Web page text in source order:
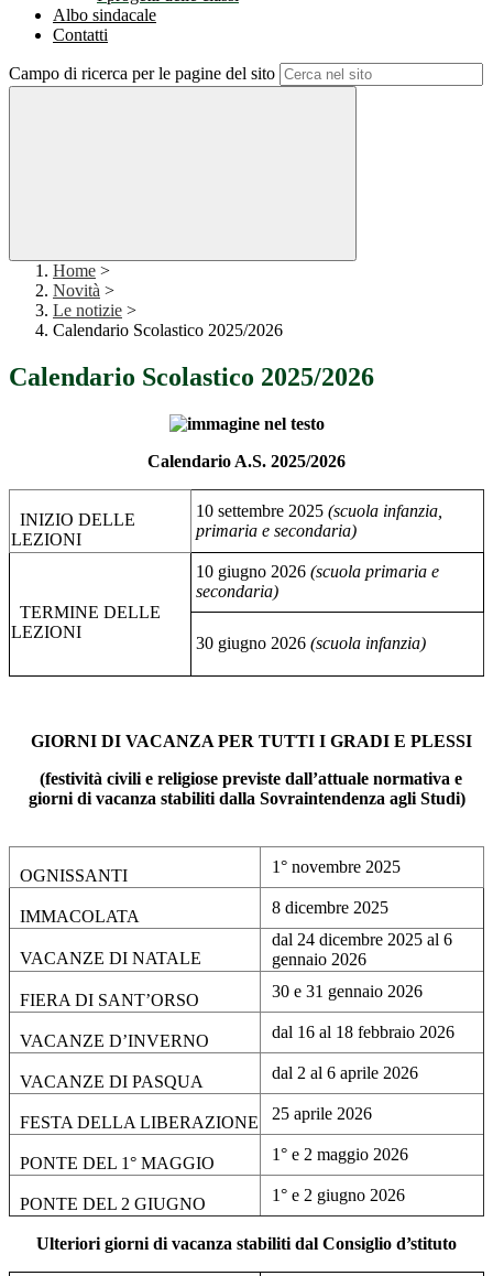
Albo sindacale
Contatti
Campo di ricerca per le pagine del sito
Home >
Novità >
Le notizie >
Calendario Scolastico 2025/2026
Calendario Scolastico 2025/2026
Calendario A.S. 2025/2026
INIZIO DELLE
LEZIONI
10 settembre 2025(scuola infanzia,
primaria e secondaria)
TERMINE DELLE
LEZIONI
10 giugno 2026(scuola primaria e
secondaria)
30 giugno 2026(scuola infanzia)
GIORNI DI VACANZA PER TUTTI I GRADI E PLESSI
(festività civili e religiose previste dall’attuale normativa e
giorni di vacanza stabiliti dalla Sovraintendenza agli Studi)
OGNISSANTI 1° novembre 2025
IMMACOLATA 8 dicembre 2025
VACANZE DI NATALE
dal 24 dicembre 2025 al 6
gennaio 2026
FIERA DI SANT’ORSO 30 e 31 gennaio 2026
VACANZE D’INVERNO dal 16 al 18 febbraio 2026
VACANZE DI PASQUA dal 2 al 6 aprile 2026
FESTA DELLA LIBERAZIONE 25 aprile 2026
PONTE DEL 1° MAGGIO 1° e 2 maggio 2026
PONTE DEL 2 GIUGNO 1° e 2 giugno 2026
Ulteriori giorni di vacanza stabiliti dal Consiglio d’stituto